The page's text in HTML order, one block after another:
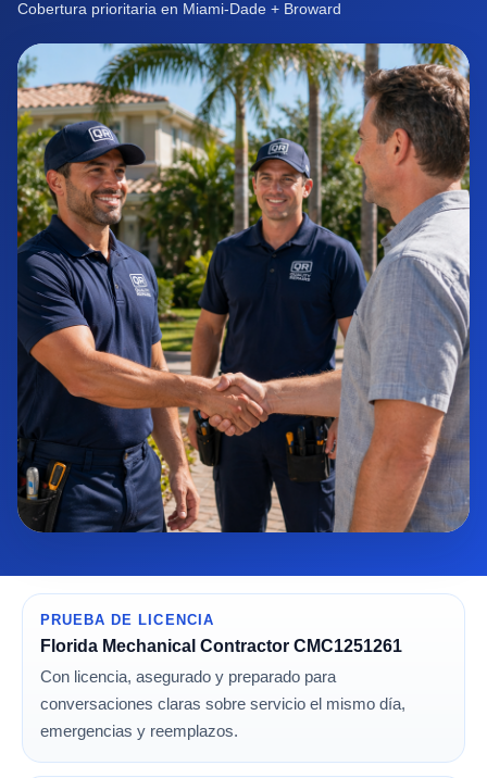
Cobertura prioritaria en Miami-Dade + Broward
PRUEBA DE LICENCIA
Florida Mechanical Contractor CMC1251261
Con licencia, asegurado y preparado para
conversaciones claras sobre servicio el mismo día,
emergencias y reemplazos.